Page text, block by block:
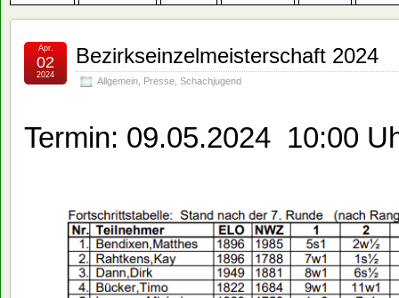
Bezirkseinzelmeisterschaft 2024
Allgemein Presse Schachjugend
Apr.
02
2024
Termin: 09.05.2024 10:00